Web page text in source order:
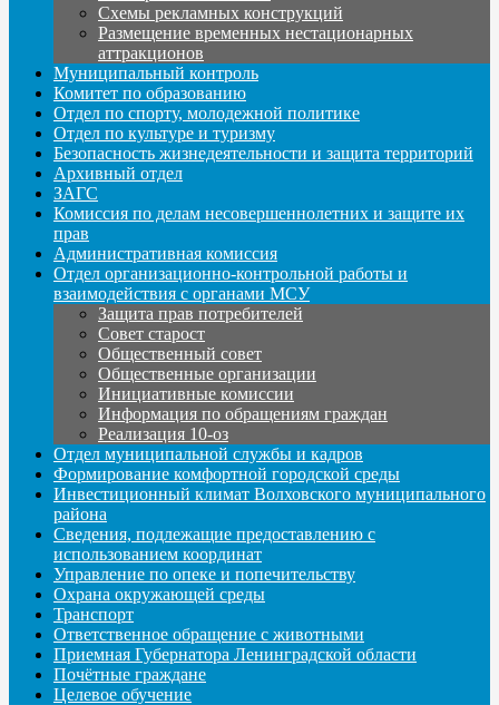
Схемы рекламных конструкций
Размещение временных нестационарных
аттракционов
Муниципальный контроль
Комитет по образованию
Отдел по спорту, молодежной политике
Отдел по культуре и туризму
Безопасность жизнедеятельности и защита территорий
Архивный отдел
ЗАГС
Комиссия по делам несовершеннолетних и защите их
прав
Административная комиссия
Отдел организационно-контрольной работы и
взаимодействия с органами МСУ
Защита прав потребителей
Совет старост
Общественный совет
Общественные организации
Инициативные комиссии
Информация по обращениям граждан
Реализация 10-оз
Отдел муниципальной службы и кадров
Формирование комфортной городской среды
Инвестиционный климат Волховского муниципального
района
Сведения, подлежащие предоставлению с
использованием координат
Управление по опеке и попечительству
Охрана окружающей среды
Транспорт
Ответственное обращение с животными
Приемная Губернатора Ленинградской области
Почётные граждане
Целевое обучение